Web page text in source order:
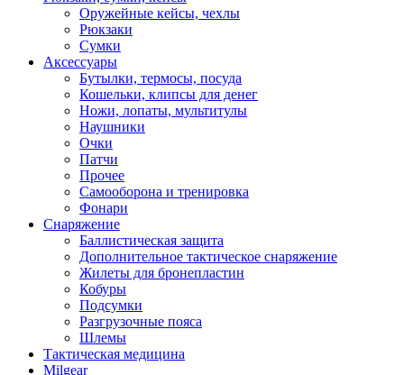
Оружейные кейсы, чехлы
Рюкзаки
Сумки
Аксессуары
Бутылки, термосы, посуда
Кошельки, клипсы для денег
Ножи, лопаты, мультитулы
Наушники
Очки
Патчи
Прочее
Самооборона и тренировка
Фонари
Снаряжение
Баллистическая защита
Дополнительное тактическое снаряжение
Жилеты для бронепластин
Кобуры
Подсумки
Разгрузочные пояса
Шлемы
Тактическая медицина
Milgear